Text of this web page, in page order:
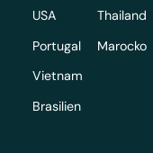
USA
Portugal
Vietnam
Brasilien
Thailand
Marocko